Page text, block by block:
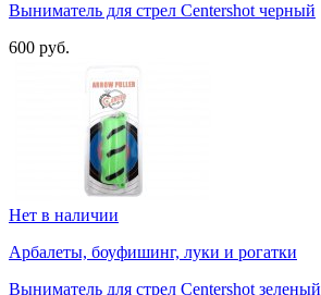
Выниматель для стрел Centershot черный
600 руб.
Нет в наличии
Арбалеты, боуфишинг, луки и рогатки
Выниматель для стрел Centershot зеленый